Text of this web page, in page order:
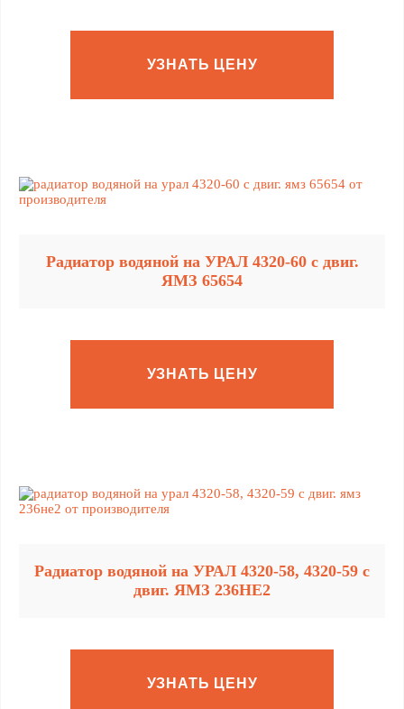
УЗНАТЬ ЦЕНУ
Радиатор водяной на УРАЛ 4320-60 с двиг.
ЯМЗ 65654
УЗНАТЬ ЦЕНУ
Радиатор водяной на УРАЛ 4320-58, 4320-59 с
двиг. ЯМЗ 236НЕ2
УЗНАТЬ ЦЕНУ